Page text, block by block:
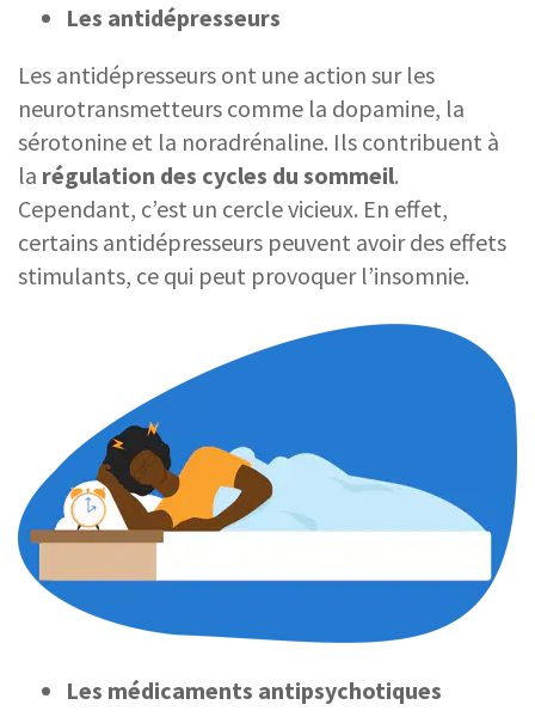
Les antidépresseurs
Les antidépresseurs ont une action sur les
neurotransmetteurs comme la dopamine, la
sérotonine et la noradrénaline. Ils contribuent à
la régulation des cycles du sommeil.
Cependant, c’est un cercle vicieux. En effet,
certains antidépresseurs peuvent avoir des effets
stimulants, ce qui peut provoquer l’insomnie.
Les médicaments antipsychotiques